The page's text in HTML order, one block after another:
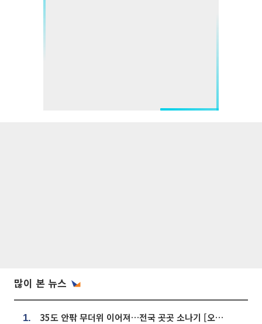
많이 본 뉴스
1. 35도 안팎 무더위 이어져…전국 곳곳 소나기 [오늘 날씨]